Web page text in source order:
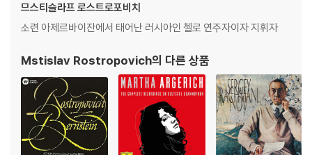
므스티슬라프 로스트로포비치
소련 아제르바이잔에서 태어난 러시아인 첼로 연주자이자 지휘자
Mstislav Rostropovich의 다른 상품